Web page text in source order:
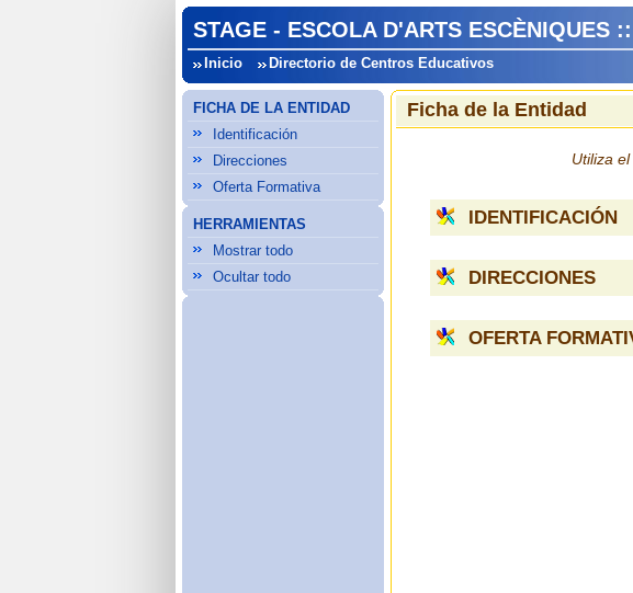
STAGE - ESCOLA D'ARTS ESCÈNIQUES
Inicio Directorio de Centros Educativos
FICHA DE LA ENTIDAD
Identificación
Direcciones
Oferta Formativa
HERRAMIENTAS
Mostrar todo
Ocultar todo
Ficha de la Entidad
Utiliza
IDENTIFICACIÓN
DIRECCIONES
OFERTA